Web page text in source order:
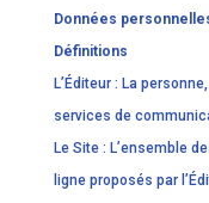
Données
Définitions
L’Éditeur : La
services de
Le Site : L’ensemble
ligne proposés par